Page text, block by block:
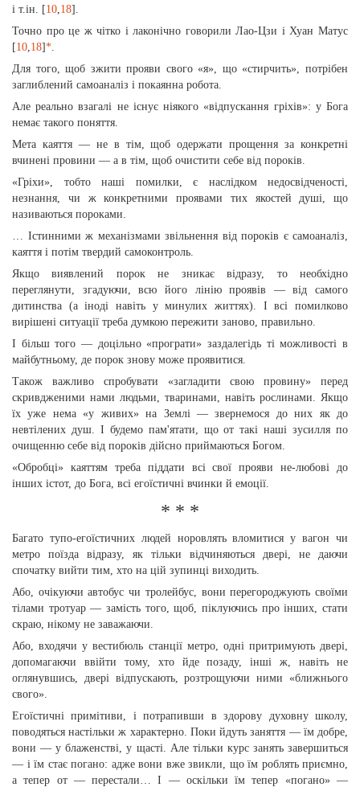
i т.ін. [10,18].
Точно про це ж чiтко i лаконiчно говорили Лао-Цзи i Хуан Матус
[10,18]*.
Для того, щоб зжити прояви свого «я», що «стирчить», потрiбен
заглиблений самоаналiз i покаянна робота.
Але реально взагалi не iснує нiякого «вiдпускання грiхiв»: у Бога
немає такого поняття.
Мета каяття — не в тiм, щоб одержати прощення за конкретнi
вчинені провини — а в тiм, щоб очистити себе вiд порокiв.
«Грiхи», тобто нашi помилки, є наслiдком недосвiдченостi,
незнання, чи ж конкретними проявами тих якостей душі, що
називаються пороками.
… Істинними ж механiзмами звiльнення вiд порокiв є самоаналiз,
каяття i потiм твердий самоконтроль.
Якщо виявлений порок не зникає вiдразу, то необхiдно
переглянути, згадуючи, всю його лiнiю проявiв — вiд самого
дитинства (а iнодi навiть у минулих життях). I всi помилково
вирiшенi ситуацiї треба думкою пережити заново, правильно.
I бiльш того — доцiльно «програти» заздалегiдь тi можливостi в
майбутньому, де порок знову може проявитися.
Також важливо спробувати «загладити свою провину» перед
скривдженими нами людьми, тваринами, навiть рослинами. Якщо
їх уже нема «у живих» на Землi — звернемося до них як до
невтiлених душ. I будемо пам'ятати, що от такi нашi зусилля по
очищенню себе вiд порокiв дiйсно приймаються Богом.
«Обробцi» каяттям треба пiддати всi свої прояви не-любовi до
iнших iстот, до Бога, всi егоїстичнi вчинки й емоцiї.
* * *
Багато тупо-егоїстичних людей норовлять вломитися у вагон чи
метро поїзда вiдразу, як тiльки вiдчиняються двері, не даючи
спочатку вийти тим, хто на цiй зупинцi виходить.
Або, очiкуючи автобус чи тролейбус, вони перегороджують своїми
тiлами тротуар — замiсть того, щоб, пiклуючись про iнших, стати
скраю, нiкому не заважаючи.
Або, входячи у вестибюль станцiї метро, однi притримують дверi,
допомагаючи ввiйти тому, хто йде позаду, iншi ж, навiть не
оглянувшись, дверi вiдпускають, розтрощуючи ними «ближнього
свого».
Егоїстичнi примiтиви, i потрапивши в здорову духовну школу,
поводяться настiльки ж характерно. Поки йдуть заняття — їм добре,
вони — у блаженствi, у щастi. Але тільки курс занять завершиться
— i їм стає погано: адже вони вже звикли, що їм роблять приємно,
а тепер от — перестали… І — оскiльки їм тепер «погано» —